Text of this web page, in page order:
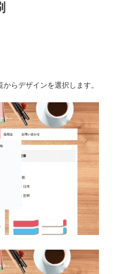
らデザインを選択します。